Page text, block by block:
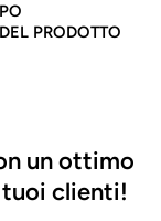
PRODOTTO
un ottimo
clienti!